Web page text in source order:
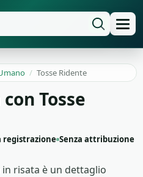
/ Tosse Ridente
Tosse
registrazione Senza attribuzione
risata è un dettaglio